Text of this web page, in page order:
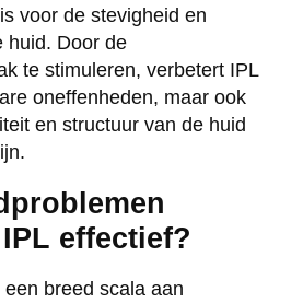
voor de stevigheid en
huid. Door de
te stimuleren, verbetert IPL
oneffenheden, maar ook
en structuur van de huid
effectief?
breed scala aan